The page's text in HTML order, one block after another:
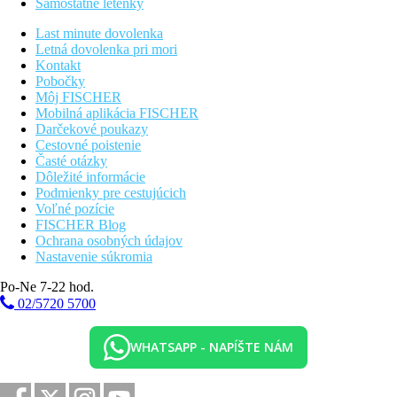
50 km
Vzdialenosť od najbližšieho letiska
Pláž
Hotel priamo pri pláži
Plážová dovolenka
bazény
Ležadlá a slnečníky pri bazéne zadarmo
Fotogaléria
Last minute dovolenka
Letná dovolenka pri mori
Kontakt
Pobočky
Môj FISCHER
Mobilná aplikácia FISCHER
Darčekové poukazy
Cestovné poistenie
Časté otázky
Dôležité informácie
Podmienky pre cestujúcich
Voľné pozície
FISCHER Blog
Ochrana osobných údajov
Nastavenie súkromia
Po-Ne 7-22 hod.
02/5720 5700
WHATSAPP - NAPÍŠTE NÁM